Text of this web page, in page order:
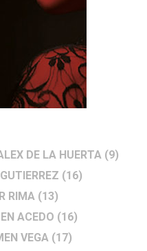
DE LA HUERTA (9)
(16)
RIMA (13)
ACEDO (16)
VEGA (17)